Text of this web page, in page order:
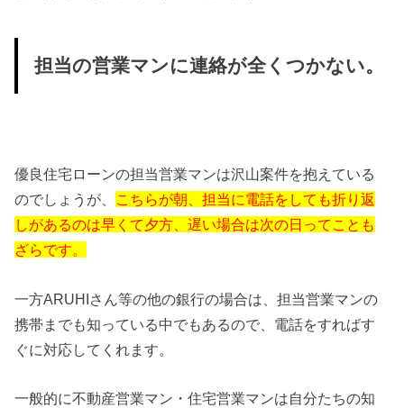
担当の営業マンに連絡が全くつかない。
優良住宅ローンの担当営業マンは沢山案件を抱えている
のでしょうが、 こちらが朝、担当に電話をしても折り返
しがあるのは早くて夕方、遅い場合は次の日ってことも
ざらです。
一方ARUHIさん等の他の銀行の場合は、担当営業マンの
携帯までも知っている中でもあるので、 電話をすればす
ぐに対応してくれます。
一般的に不動産営業マン・住宅営業マンは自分たちの知